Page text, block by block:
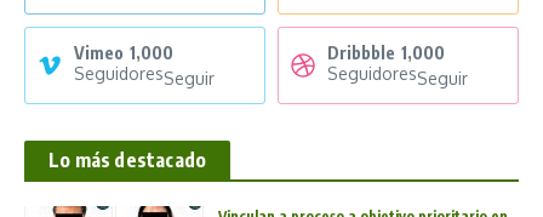
Vimeo 1,000
SeguidoresSeguir
Dribbble 1,000
SeguidoresSeguir
Lo más destacado